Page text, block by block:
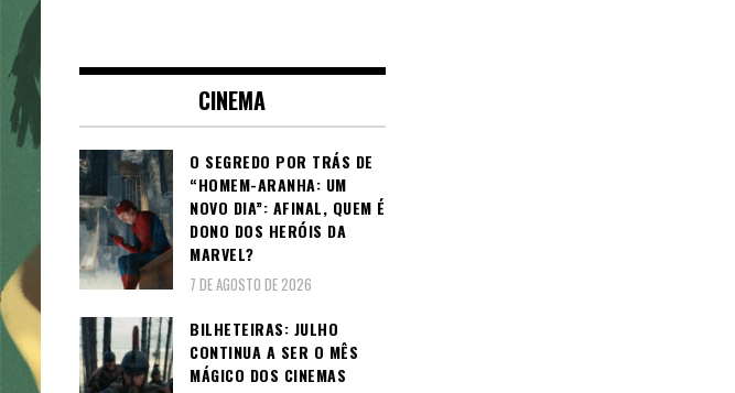
CINEMA
O SEGREDO POR TRÁS DE
“HOMEM-ARANHA: UM
NOVO DIA”: AFINAL, QUEM É
DONO DOS HERÓIS DA
MARVEL?
7 DE AGOSTO DE 2026
BILHETEIRAS: JULHO
CONTINUA A SER O MÊS
MÁGICO DOS CINEMAS